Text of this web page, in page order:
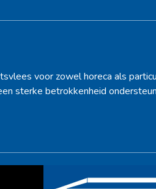
voor zowel horeca als
sterke betrokkenheid